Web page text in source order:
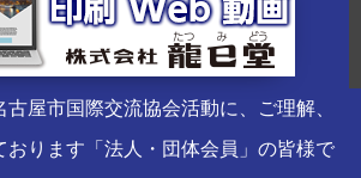
屋市国際交流協会活動に、ご理解、
おります「法人・団体会員」の皆様で